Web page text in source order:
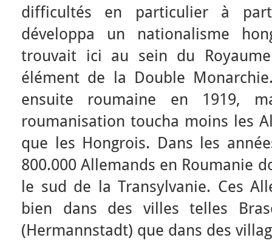
difficultés en particulier à
développa un nationalisme
trouvait ici au sein du
élément de la Double
ensuite roumaine en 1919,
roumanisation toucha moins les
que les Hongrois. Dans les
800.000 Allemands en Roumanie
le sud de la Transylvanie. Ces
bien dans des villes telles
(Hermannstadt) que dans des